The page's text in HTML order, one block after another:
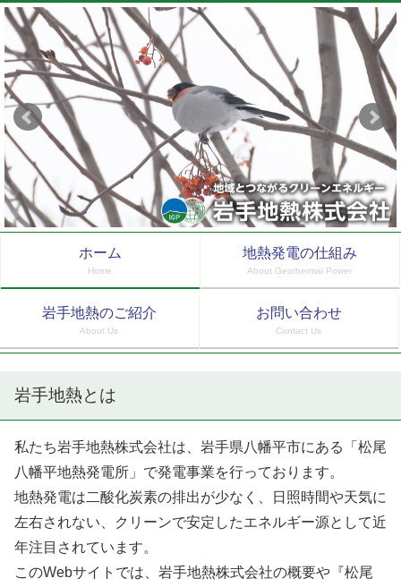
ホーム
Home
地熱発電の仕組み
About Geothermal Power
岩手地熱のご紹介
About Us
お問い合わせ
Contact Us
岩手地熱とは
私たち岩手地熱株式会社は、岩手県八幡平市にある「松尾
八幡平地熱発電所」で発電事業を行っております。
地熱発電は二酸化炭素の排出が少なく、日照時間や天気に
左右されない、クリーンで安定したエネルギー源として近
年注目されています。
このWebサイトでは、岩手地熱株式会社の概要や『松尾